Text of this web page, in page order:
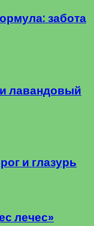
забота
лавандовый
и глазурь
лечес»